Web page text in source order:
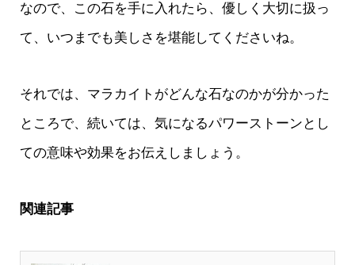
なので、この石を手に入れたら、優しく大切に扱っ
て、いつまでも美しさを堪能してくださいね。
それでは、マラカイトがどんな石なのかが分かった
ところで、続いては、気になるパワーストーンとし
ての意味や効果をお伝えしましょう。
関連記事